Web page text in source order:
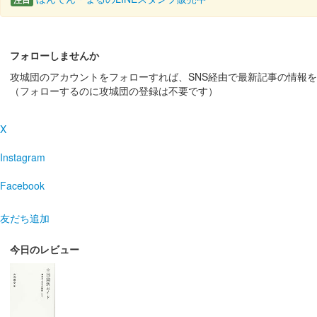
後瀬山城 御城印 後瀬山城築城500年記念版
2022年10月22日に開催された後瀬山城築城500年記念
秋月をデザインに使用し……
限定500枚。通常の2倍サイズの御城印。江戸時代の雲
フォローしませんか
攻城団のアカウントをフォローすれば、SNS経由で最新記事の情報
（フォローするのに攻城団の登録は不要です）
X
Instagram
Facebook
友だち追加
今日のレビュー